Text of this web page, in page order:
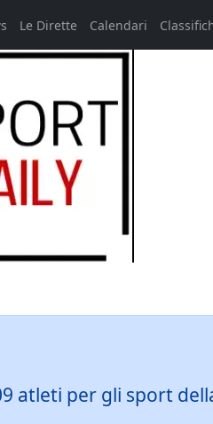
Le Dirette Calendari
atleti per gli sport